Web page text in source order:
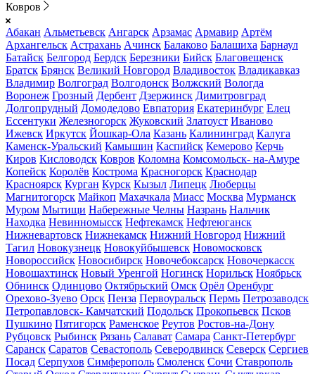
Ковров
Абакан Альметьевск Ангарск Арзамас Армавир Артём
Архангельск Астрахань Ачинск Балаково Балашиха Барнаул
Батайск Белгород Бердск Березники Бийск Благовещенск
Братск Брянск Великий Новгород Владивосток Владикавказ
Владимир Волгоград Волгодонск Волжский Вологда
Воронеж Грозный Дербент Дзержинск Димитровград
Долгопрудный Домодедово Евпатория Екатеринбург Елец
Ессентуки Железногорск Жуковский Златоуст Иваново
Ижевск Иркутск Йошкар-Ола Казань Калининград Калуга
Каменск-Уральский Камышин Каспийск Кемерово Керчь
Киров Кисловодск Ковров Коломна Комсомольск- на-Амуре
Копейск Королёв Кострома Красногорск Краснодар
Красноярск Курган Курск Кызыл Липецк Люберцы
Магнитогорск Майкоп Махачкала Миасс Москва Мурманск
Муром Мытищи Набережные Челны Назрань Нальчик
Находка Невинномысск Нефтекамск Нефтеюганск
Нижневартовск Нижнекамск Нижний Новгород Нижний
Тагил Новокузнецк Новокуйбышевск Новомосковск
Новороссийск Новосибирск Новочебоксарск Новочеркасск
Новошахтинск Новый Уренгой Ногинск Норильск Ноябрьск
Обнинск Одинцово Октябрьский Омск Орёл Оренбург
Орехово-Зуево Орск Пенза Первоуральск Пермь Петрозаводск
Петропавловск- Камчатский Подольск Прокопьевск Псков
Пушкино Пятигорск Раменское Реутов Ростов-на-Дону
Рубцовск Рыбинск Рязань Салават Самара Санкт-Петербург
Саранск Саратов Севастополь Северодвинск Северск Сергиев
Посад Серпухов Симферополь Смоленск Сочи Ставрополь